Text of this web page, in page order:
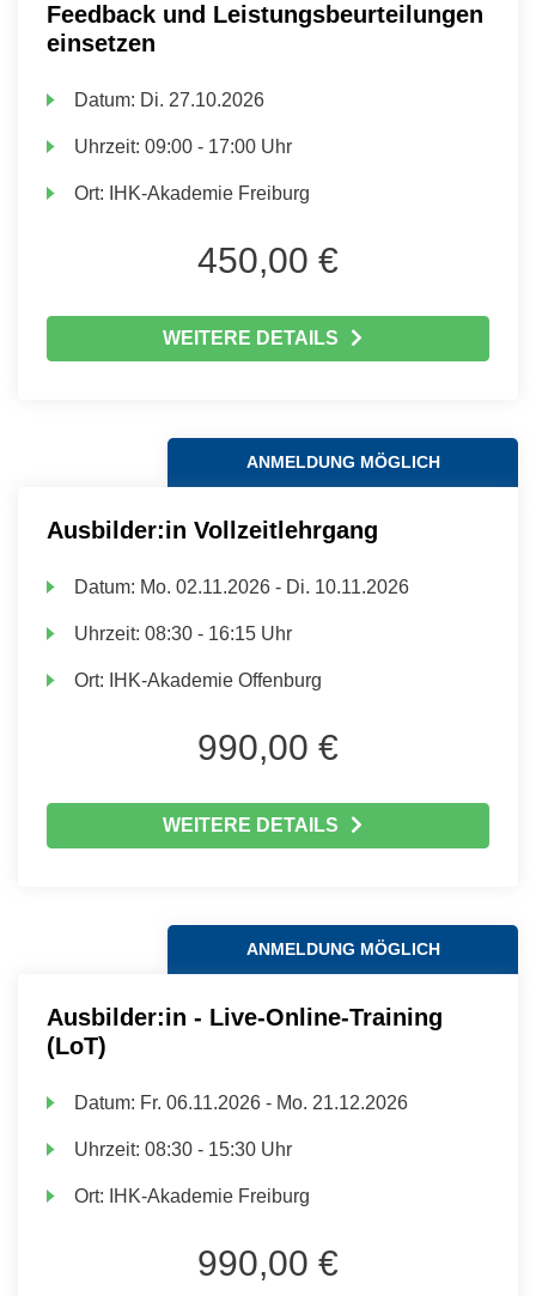
Feedback und Leistungsbeurteilungen
einsetzen
Datum: Di. 27.10.2026
Uhrzeit:09:00 - 17:00 Uhr
Ort: IHK-Akademie Freiburg
450,00 €
WEITERE DETAILS
ANMELDUNG MÖGLICH
Ausbilder:in Vollzeitlehrgang
Datum: Mo. 02.11.2026 - Di. 10.11.2026
Uhrzeit:08:30 - 16:15 Uhr
Ort: IHK-Akademie Offenburg
990,00 €
WEITERE DETAILS
ANMELDUNG MÖGLICH
Ausbilder:in - Live-Online-Training
(LoT)
Datum: Fr. 06.11.2026 - Mo. 21.12.2026
Uhrzeit:08:30 - 15:30 Uhr
Ort: IHK-Akademie Freiburg
990,00 €